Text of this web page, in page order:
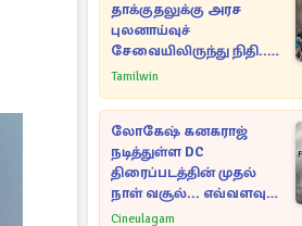
தாக்குதலுக்கு அரச
புலனாய்வுச்
சேவையிலிருந்து நிதி..
வெளியான அதிர்ச்சி
Tamilwin
லோகேஷ் கனகராஜ்
நடித்துள்ள DC
திரைப்படத்தின் முதல்
நாள் வசூல்... எவ்வளவு
தெரியுமா?
Cineulagam